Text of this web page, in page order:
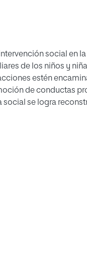
social en
de los niños y
estén
de conductas
se logra
de
dinámicas y
en el territorio de